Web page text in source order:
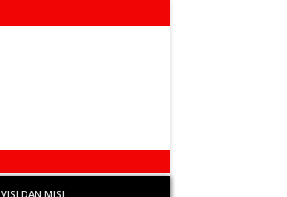
VISI DAN MISI